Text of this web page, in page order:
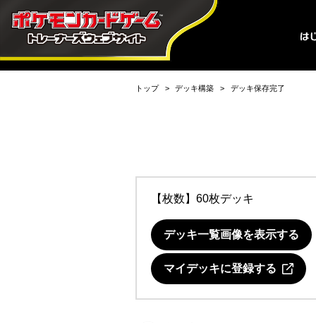
トップ デッキ構築 デッキ保存完了
【枚数】60枚デッキ
デッキ一覧画像を表示する
マイデッキに登録する